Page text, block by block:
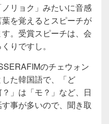
リョク」みたいに音感
を覚えるとスピーチが
。受賞スピーチは、会
りですし。
のチェウォン
た韓国語で、「ど
」は「モ？」など、日
事が多いので、聞き取